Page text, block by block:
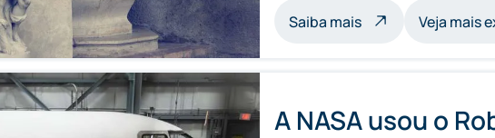
Saiba maissobre usinagem
Veja mais
A NASA usou o